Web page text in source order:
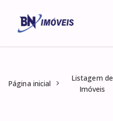
Página inicial
Listagem de
Imóveis